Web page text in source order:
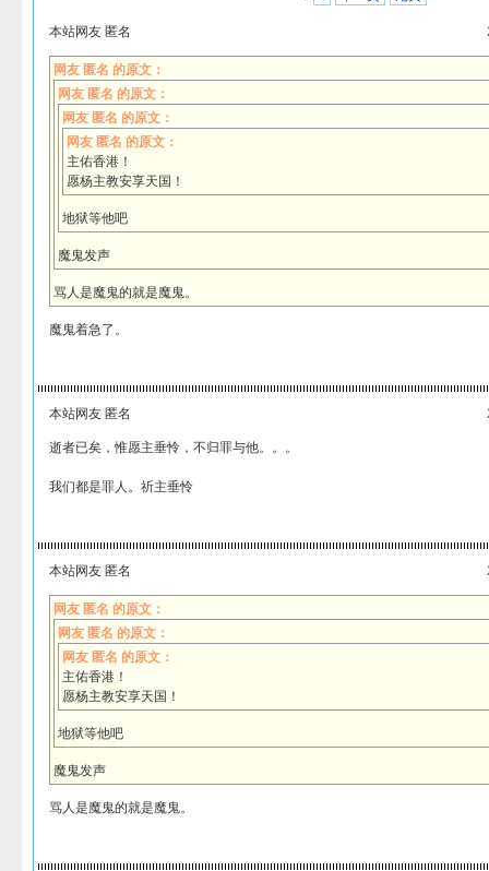
本站网友 匿名
网友 匿名 的原文：
网友 匿名 的原文：
网友 匿名 的原文：
网友 匿名 的原文：
主佑香港！
愿杨主教安享天国！
地狱等他吧
魔鬼发声
骂人是魔鬼的就是魔鬼。
魔鬼着急了。
本站网友 匿名
逝者已矣，惟愿主垂怜，不归罪与他。。。
我们都是罪人。祈主垂怜
本站网友 匿名
网友 匿名 的原文：
网友 匿名 的原文：
网友 匿名 的原文：
主佑香港！
愿杨主教安享天国！
地狱等他吧
魔鬼发声
骂人是魔鬼的就是魔鬼。